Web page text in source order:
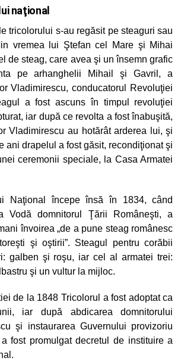
naţional
tricolorului s-au regăsit pe steaguri sau
vremea lui Ştefan cel Mare şi Mihai
de steag, care avea şi un însemn grafic
pe arhanghelii Mihail şi Gavril, a
Vladimirescu, conducatorul Revoluţiei
a fost ascuns în timpul revoluţiei
iar după ce revolta a fost înabuşită,
Vladimirescu au hotărât arderea lui, şi
ani drapelul a fost găsit, recondiţionat şi
ceremonii speciale, la Casa Armatei
Naţional începe însă în 1834, când
Vodă domnitorul Ţării Româneşti, a
învoirea „de a pune steag românesc
şi oştirii”. Steagul pentru corăbii
galben şi roşu, iar cel al armatei trei:
şi un vultur la mijloc.
de la 1848 Tricolorul a fost adoptat ca
iar după abdicarea domnitorului
şi instaurarea Guvernului provizoriu
fost promulgat decretul de instituire a